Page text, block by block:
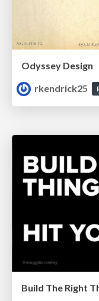
Odyssey Design
rkendrick25
Build The Right